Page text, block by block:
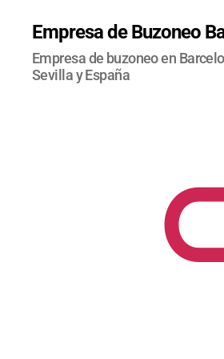
Empresa de Buzoneo
Empresa de buzoneo en
Sevilla y España